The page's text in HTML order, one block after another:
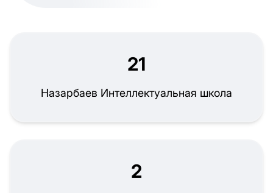
21
Назарбаев Интеллектуальная школа
2